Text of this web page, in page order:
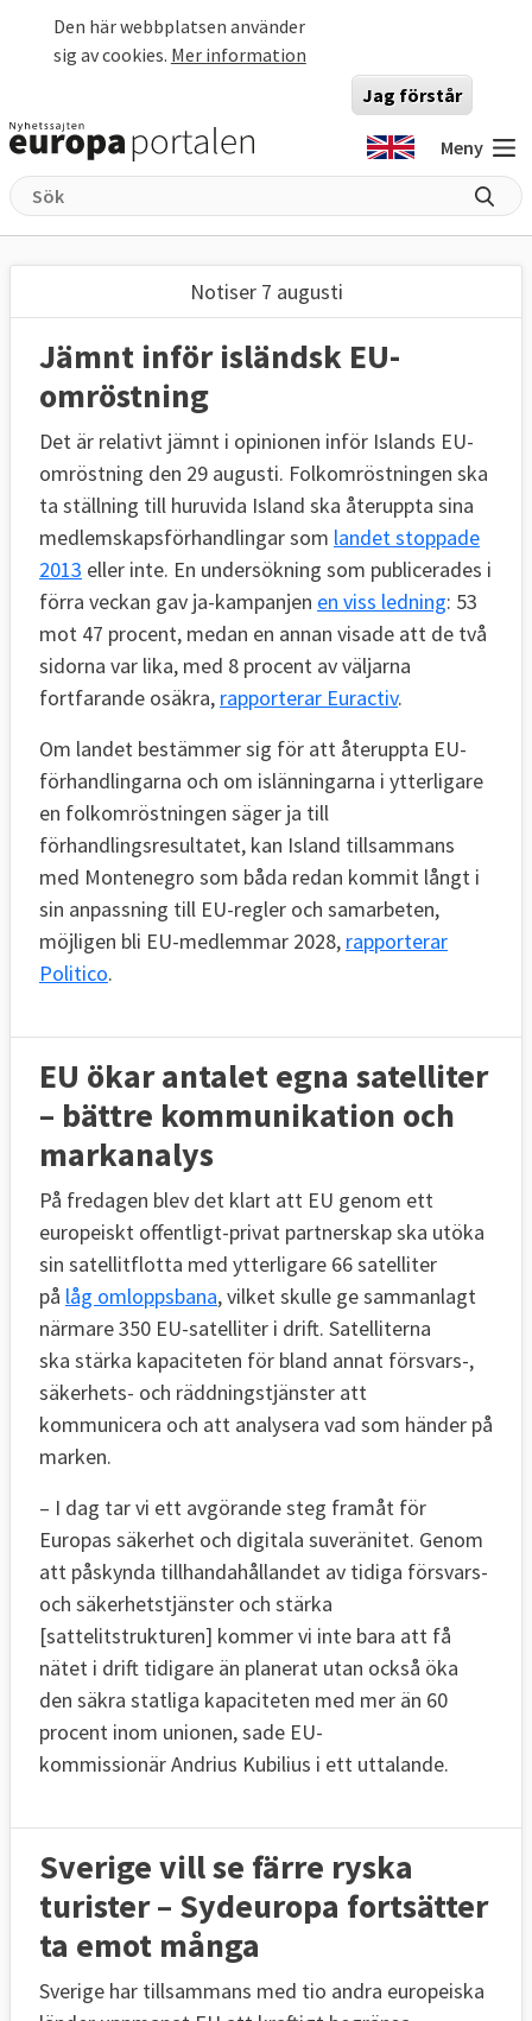
Den här webbplatsen använder
sig av cookies. Mer information
Jag förstår
Meny
Notiser 7 augusti
Jämnt inför isländsk EU-
omröstning
Det är relativt jämnt i opinionen inför Islands EU-
omröstning den 29 augusti. Folkomröstningen ska
ta ställning till huruvida Island ska återuppta sina
medlemskapsförhandlingar som landet stoppade
2013 eller inte. En undersökning som publicerades i
förra veckan gav ja-kampanjen en viss ledning: 53
mot 47 procent, medan en annan visade att de två
sidorna var lika, med 8 procent av väljarna
fortfarande osäkra, rapporterar Euractiv.
Om landet bestämmer sig för att återuppta EU-
förhandlingarna och om islänningarna i ytterligare
en folkomröstningen säger ja till
förhandlingsresultatet, kan Island tillsammans
med Montenegro som båda redan kommit långt i
sin anpassning till EU-regler och samarbeten,
möjligen bli EU-medlemmar 2028, rapporterar
Politico.
EU ökar antalet egna satelliter
– bättre kommunikation och
markanalys
På fredagen blev det klart att EU genom ett
europeiskt offentligt-privat partnerskap ska utöka
sin satellitflotta med ytterligare 66 satelliter
på låg omloppsbana, vilket skulle ge sammanlagt
närmare 350 EU-satelliter i drift. Satelliterna
ska stärka kapaciteten för bland annat försvars-,
säkerhets- och räddningstjänster att
kommunicera och att analysera vad som händer på
marken.
– I dag tar vi ett avgörande steg framåt för
Europas säkerhet och digitala suveränitet. Genom
att påskynda tillhandahållandet av tidiga försvars-
och säkerhetstjänster och stärka
[sattelitstrukturen] kommer vi inte bara att få
nätet i drift tidigare än planerat utan också öka
den säkra statliga kapaciteten med mer än 60
procent inom unionen, sade EU-
kommissionärAndrius Kubilius i ett uttalande.
Sverige vill se färre ryska
turister – Sydeuropa fortsätter
ta emot många
Sverige har tillsammans med tio andra europeiska